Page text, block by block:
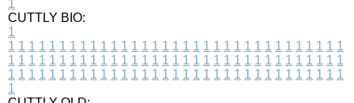
1
CUTTLY BIO:
1
1 1 1 1 1 1 1 1 1 1 1 1 1 1 1 1 1 1 1 1 1 1 1 1 1 1 1 1 1 1 1 1 1
1 1 1 1 1 1 1 1 1 1 1 1 1 1 1 1 1 1 1 1 1 1 1 1 1 1 1 1 1 1 1 1 1
1 1 1 1 1 1 1 1 1 1 1 1 1 1 1 1 1 1 1 1 1 1 1 1 1 1 1 1 1 1 1 1 1
1